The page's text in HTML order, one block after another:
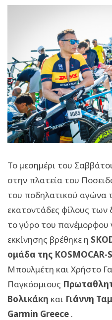
Το μεσημέρι του
στην πλατεία του
του ποδηλατικού αγώνα
εκατοντάδες φίλους
το γύρο του πανέμορφου
εκκίνησης βρέθηκε η
ομάδα της KOSMOCAR-
Μπουλμέτη και Χρήστο
Παγκόσμιους
Βολικάκη και Γιάννη
Garmin Greece .